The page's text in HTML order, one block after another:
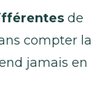
de
compter la
jamais en